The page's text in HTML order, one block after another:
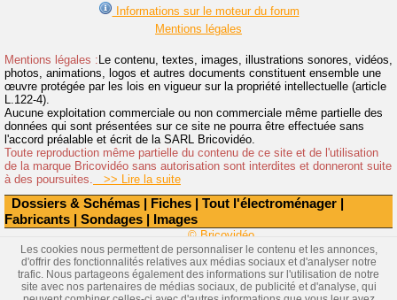
Dossiers & Schémas | Fiches | Tout l'électroménager |
Fabricants | Sondages | Images
Informations sur le moteur du forum
Mentions légales
Mentions légales : Le contenu, textes, images, illustrations sonores, vidéos,
photos, animations, logos et autres documents constituent ensemble une
œuvre protégée par les lois en vigueur sur la propriété intellectuelle (article
L.122-4).
Aucune exploitation commerciale ou non commerciale même partielle des
données qui sont présentées sur ce site ne pourra être effectuée sans
l'accord préalable et écrit de la SARL Bricovidéo.
Toute reproduction même partielle du contenu de ce site et de l'utilisation
de la marque Bricovidéo sans autorisation sont interdites et donneront suite
à des poursuites. >> Lire la suite
© Bricovidéo
Les cookies nous permettent de personnaliser le contenu et les annonces,
d'offrir des fonctionnalités relatives aux médias sociaux et d'analyser notre
trafic. Nous partageons également des informations sur l'utilisation de notre
site avec nos partenaires de médias sociaux, de publicité et d'analyse, qui